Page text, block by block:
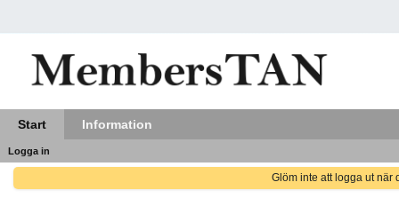
Start Information
Logga in
Glöm inte att logga ut när